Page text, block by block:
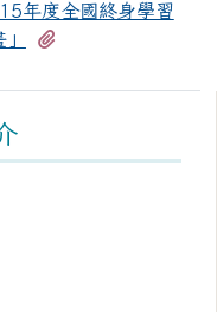
年度全國終身學習